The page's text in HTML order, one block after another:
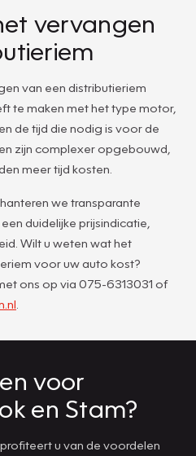
vervangen
van een distributieriem
te maken met het type motor,
de tijd die nodig is voor de
zijn complexer opgebouwd,
meer tijd kosten.
we transparante
duidelijke prijsindicatie,
Wilt u weten wat het
voor uw auto kost?
ons op via 075-6313031 of
voor
en Stam?
u van de voordelen